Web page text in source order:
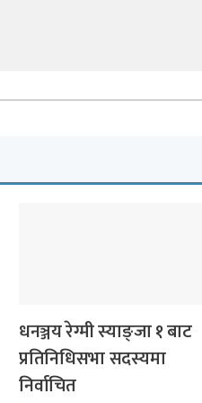
धनञ्जय रेग्मी स्याङ्जा १ बाट
प्रतिनिधिसभा सदस्यमा
निर्वाचित